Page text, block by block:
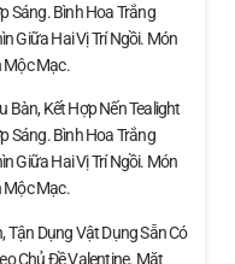
Sáng. Bình Hoa Trắng
Giữa Hai Vị Trí Ngồi. Món
Mộc Mạc.
Bàn, Kết Hợp Nến Tealight
Sáng. Bình Hoa Trắng
Giữa Hai Vị Trí Ngồi. Món
Mộc Mạc.
Tận Dụng Vật Dụng Sẵn Có
Chủ Đề Valentine. Mặt